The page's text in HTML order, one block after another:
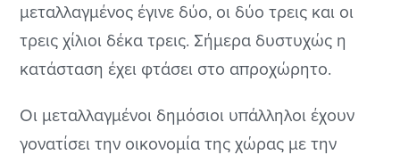
μεταλλαγμένος έγινε δύο, οι δύο τρεις και οι
τρεις χίλιοι δέκα τρεις. Σήμερα δυστυχώς η
κατάσταση έχει φτάσει στο απροχώρητο.
Οι μεταλλαγμένοι δημόσιοι υπάλληλοι έχουν
γονατίσει την οικονομία της χώρας με την